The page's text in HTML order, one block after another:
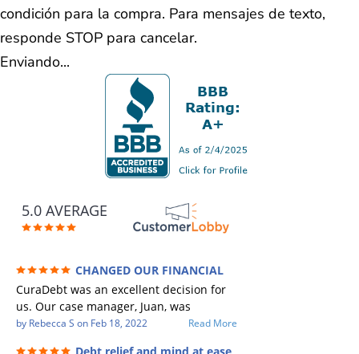
condición para la compra. Para mensajes de texto,
responde STOP para cancelar.
Enviando...
5.0 AVERAGE
CHANGED OUR FINANCIAL
FUTURE (credit 200 Points / 90 K in debt
GONE)
CuraDebt was an excellent decision for
us. Our case manager, Juan, was
incredible to work with. He and Julio
by Rebecca S on Feb 18, 2022 Read More
Debt relief and mind at ease